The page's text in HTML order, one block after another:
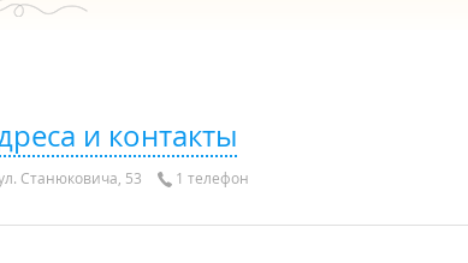
и контакты
Станюковича, 53 1 телефон